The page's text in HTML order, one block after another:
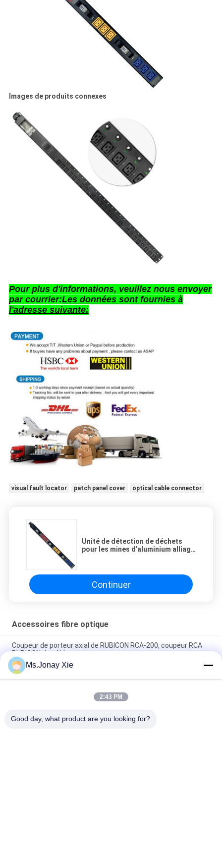
Images de produits connexes
Pour plus d'informations, veuillez nous envoyer
par courrier:Les données sont fournies à
l'adresse suivante:
visual fault locator patch panel cover optical cable connector
Unité de détection de déchets
pour les mines d'aluminium alliage
Continuer
Accessoires fibre optique
Coupeur de porteur axial de RUBICON RCA-200, coupeur RCA
RUBICON de câble
Unité de contrôle à distance intelligente de l'exploitation
minière IPDU 80A 12 Port C19
3 Phase 415v/240v 18 Porte 24 Porte C19 PDU avec un
Ms.Jonay Xie
2:43 PM
Good day, what product are you looking for?